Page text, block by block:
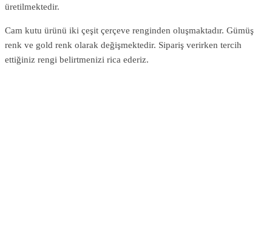
üretilmektedir.
Cam kutu ürünü iki çeşit çerçeve renginden oluşmaktadır. Gümüş
renk ve gold renk olarak değişmektedir. Sipariş verirken tercih
ettiğiniz rengi belirtmenizi rica ederiz.